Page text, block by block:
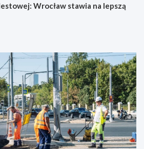
Wrocław stawia na lepszą